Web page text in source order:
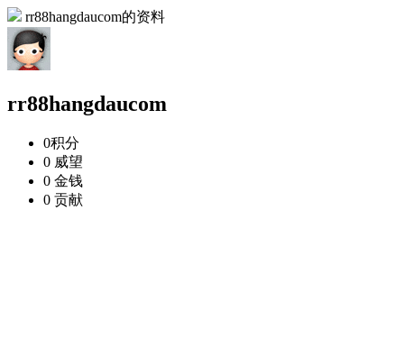
rr88hangdaucom的资料
rr88hangdaucom
0积分
0 威望
0 金钱
0 贡献